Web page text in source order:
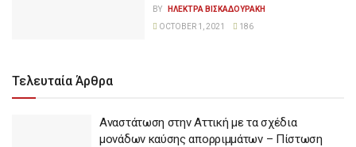
BY
ΗΛΕΚΤΡΑ ΒΙΣΚΑΔΟΥΡΑΚΗ
OCTOBER 1, 2021
186
Τελευταία Άρθρα
Αναστάτωση στην Αττική με τα σχέδια
μονάδων καύσης απορριμμάτων – Πίστωση